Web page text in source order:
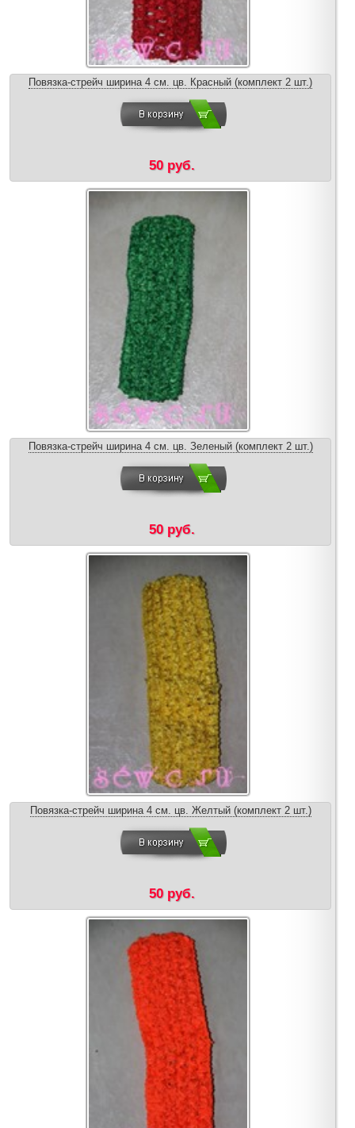
Повязка-стрейч ширина 4 см. цв. Красный (комплект 2 шт.)
50 руб.
Повязка-стрейч ширина 4 см. цв. Зеленый (комплект 2 шт.)
50 руб.
Повязка-стрейч ширина 4 см. цв. Желтый (комплект 2 шт.)
50 руб.